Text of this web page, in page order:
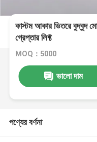
কাস্টম আকার ভিতরে বুদ্বুদ
গ্রেপ্তার লিফ্ট
MOQ：5000
ভালো দাম
পণ্যের বর্ণনা